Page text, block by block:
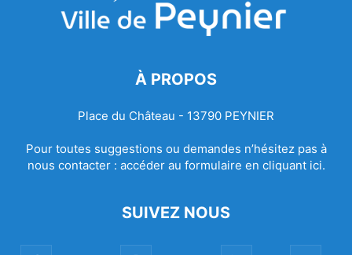
À PROPOS
Place du Château - 13790 PEYNIER
Pour toutes suggestions ou demandes n’hésitez pas à
nous contacter : accéder au formulaire en cliquant ici.
SUIVEZ NOUS